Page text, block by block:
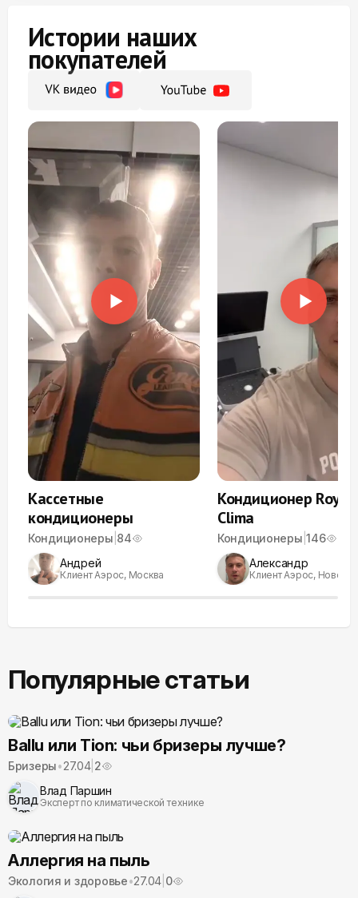
Истории наших
покупателей
Кассетные
кондиционеры
Кондиционеры 84
Андрей
Клиент Аэрос, Москва
Кондиционер Royal
Clima
Кондиционеры |146
Александр
Клиент Аэрос,
Популярные статьи
Ballu или Tion: чьи бризеры лучше?
Бризеры•27.04| 2
Влад Паршин
Эксперт по климатической технике
Аллергия на пыль
Экология и здоровье•27.04 0